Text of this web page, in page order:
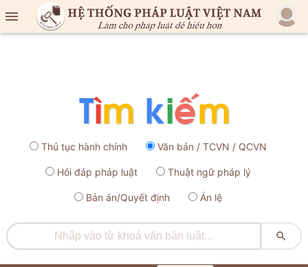

Thủ tục hành chính Văn bản / TCVN / QCVN
Hỏi đáp pháp luật Thuật ngữ pháp lý
Bản án/Quyết định Án lệ
